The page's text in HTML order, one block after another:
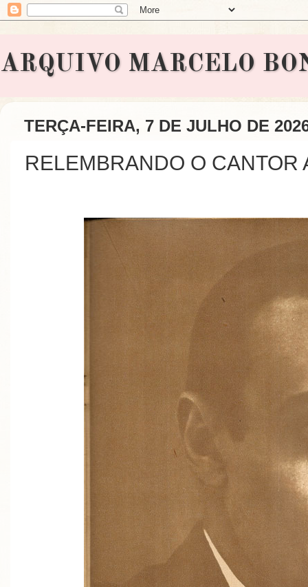
ARQUIVO MARCELO
TERÇA-FEIRA, 7 DE JULHO DE
RELEMBRANDO O CANTOR